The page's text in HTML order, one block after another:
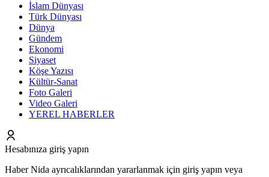
İslam Dünyası
Türk Dünyası
Dünya
Gündem
Ekonomi
Siyaset
Köşe Yazısı
Kültür-Sanat
Foto Galeri
Video Galeri
YEREL HABERLER
Hesabınıza giriş yapın
Haber Nida ayrıcalıklarından yararlanmak için giriş yapın veya